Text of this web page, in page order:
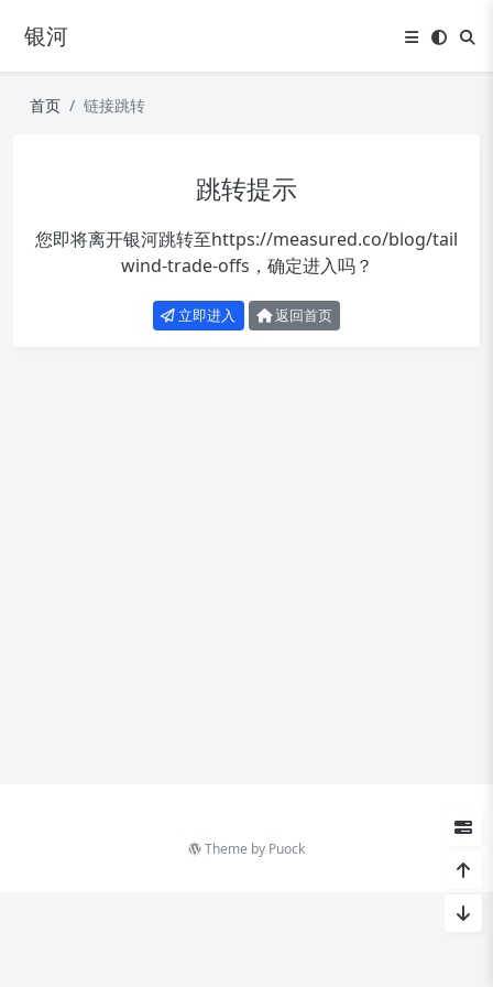
银河
首页 链接跳转
跳转提示
您即将离开银河跳转至https://measured.co/blog/tail
wind-trade-offs ，确定进入吗？
立即进入 返回首页
Theme by Puock